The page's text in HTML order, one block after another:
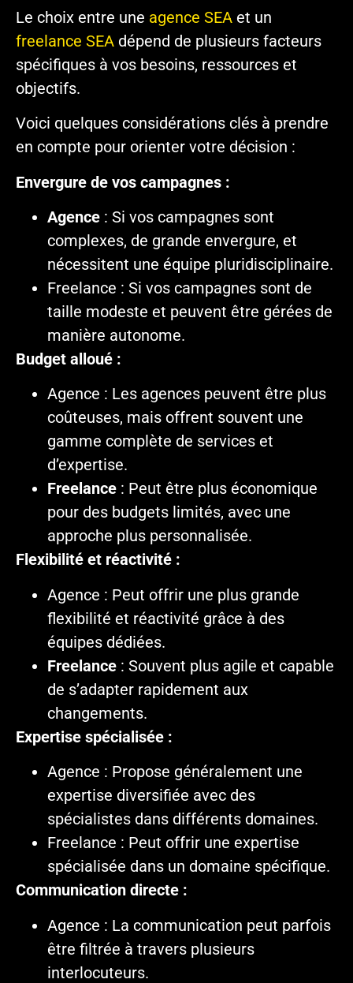
Le choix entre une agence SEA et un
freelance SEA dépend de plusieurs facteurs
spécifiques à vos besoins, ressources et
objectifs.
Voici quelques considérations clés à prendre
en compte pour orienter votre décision :
Envergure de vos campagnes :
Agence : Si vos campagnes sont
complexes, de grande envergure, et
nécessitent une équipe pluridisciplinaire.
Freelance : Si vos campagnes sont de
taille modeste et peuvent être gérées de
manière autonome.
Budget alloué :
Agence : Les agences peuvent être plus
coûteuses, mais offrent souvent une
gamme complète de services et
d’expertise.
Freelance : Peut être plus économique
pour des budgets limités, avec une
approche plus personnalisée.
Flexibilité et réactivité :
Agence : Peut offrir une plus grande
flexibilité et réactivité grâce à des
équipes dédiées.
Freelance : Souvent plus agile et capable
de s’adapter rapidement aux
changements.
Expertise spécialisée :
Agence : Propose généralement une
expertise diversifiée avec des
spécialistes dans différents domaines.
Freelance : Peut offrir une expertise
spécialisée dans un domaine spécifique.
Communication directe :
Agence : La communication peut parfois
être filtrée à travers plusieurs
interlocuteurs.